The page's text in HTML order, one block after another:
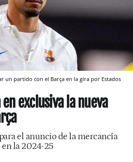
un partido con el Barça en la gira por Estados
exclusiva la nueva
el anuncio de la mercancía
la 2024-25